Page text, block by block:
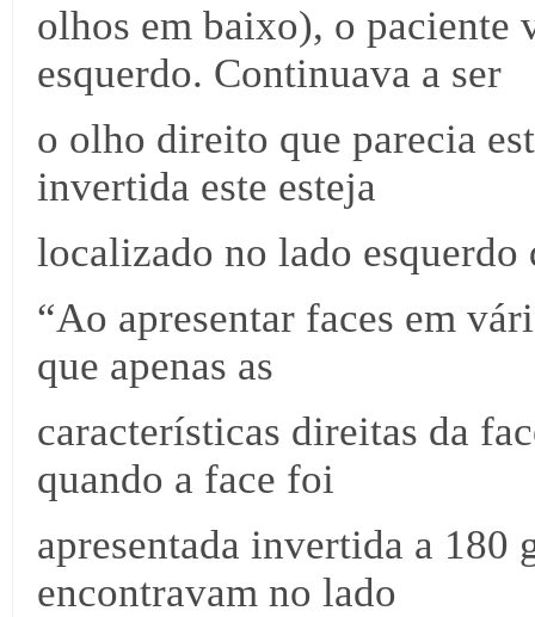
olhos em baixo), o paciente
esquerdo. Continuava a ser
o olho direito que parecia
invertida este esteja
localizado no lado esquerdo
“Ao apresentar faces em
que apenas as
características direitas da
quando a face foi
apresentada invertida a 180
encontravam no lado